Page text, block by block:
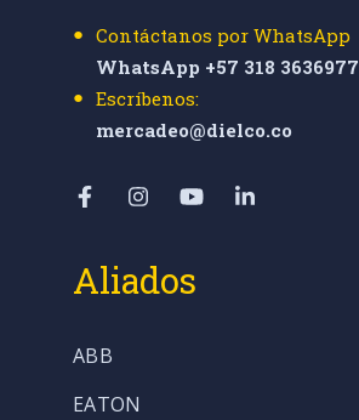
Contáctanos por WhatsApp
WhatsApp +57 318 3636977
Escríbenos:
mercadeo@dielco.co
Aliados
ABB
EATON